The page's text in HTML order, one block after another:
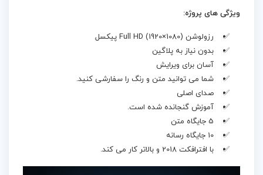
ویژگی های پروژه:
رزولوشن Full HD (1920×1080) پیکسل
بدون نیاز به پلاگین
آسان برای ویرایش
شما می توانید متن و رنگ را سفارشی کنید.
صدای اصلی
آموزش گنجانده شده است.
5 جایگاه متن
10 جایگاه رسانه
با افترافکت 2018 و بالاتر کار می کند.